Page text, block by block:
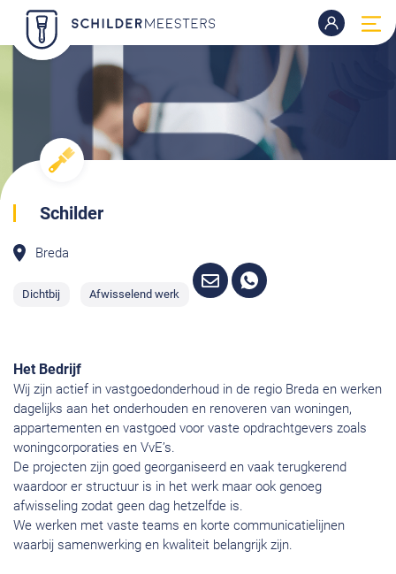
Schilder
Breda
Dichtbij Afwisselend werk
Het Bedrijf
Wij zijn actief in vastgoedonderhoud in de regio Breda en werken
dagelijks aan het onderhouden en renoveren van woningen,
appartementen en vastgoed voor vaste opdrachtgevers zoals
woningcorporaties en VvE’s.
De projecten zijn goed georganiseerd en vaak terugkerend
waardoor er structuur is in het werk maar ook genoeg
afwisseling zodat geen dag hetzelfde is.
We werken met vaste teams en korte communicatielijnen
waarbij samenwerking en kwaliteit belangrijk zijn.